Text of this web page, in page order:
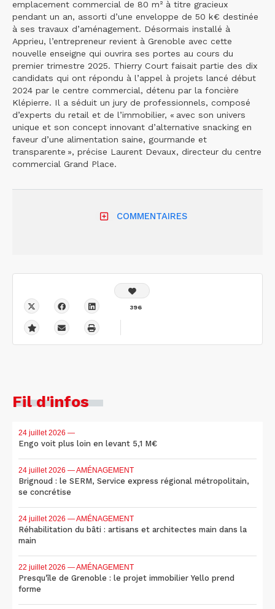
emplacement commercial de 80 m² à titre gracieux
pendant un an, assorti d’une enveloppe de 50 k€ destinée
à ses travaux d’aménagement. Désormais installé à
Apprieu, l’entrepreneur revient à Grenoble avec cette
nouvelle enseigne qui ouvrira ses portes au cours du
premier trimestre 2025. Thierry Court faisait partie des dix
candidats qui ont répondu à l’appel à projets lancé début
2024 par le centre commercial, détenu par la foncière
Klépierre. Il a séduit un jury de professionnels, composé
d’experts du retail et de l’immobilier, « avec son univers
unique et son concept innovant d’alternative snacking en
faveur d’une alimentation saine, gourmande et
transparente », précise Laurent Devaux, directeur du centre
commercial Grand Place.
COMMENTAIRES
396
Fil d'infos
24 juillet 2026 —
Engo voit plus loin en levant 5,1 M€
24 juillet 2026 — AMÉNAGEMENT
Brignoud : le SERM, Service express régional métropolitain,
se concrétise
24 juillet 2026 — AMÉNAGEMENT
Réhabilitation du bâti : artisans et architectes main dans la
main
22 juillet 2026 — AMÉNAGEMENT
Presqu'île de Grenoble : le projet immobilier Yello prend
forme